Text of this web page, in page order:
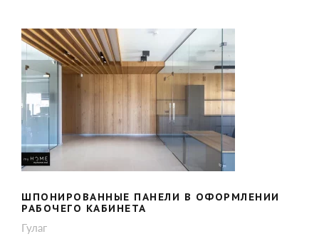
ШПОНИРОВАННЫЕ ПАНЕЛИ В
ОФОРМЛЕНИИ РАБОЧЕГО КАБИНЕТА
ШПОНИРОВАННЫЕ ПАНЕЛИ В ОФОРМЛЕНИИ
РАБОЧЕГО КАБИНЕТА
Гулаг